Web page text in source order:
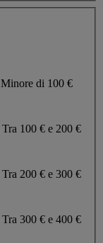
Minore di 100 €
Tra 100 € e 200 €
Tra 200 € e 300 €
Tra 300 € e 400 €